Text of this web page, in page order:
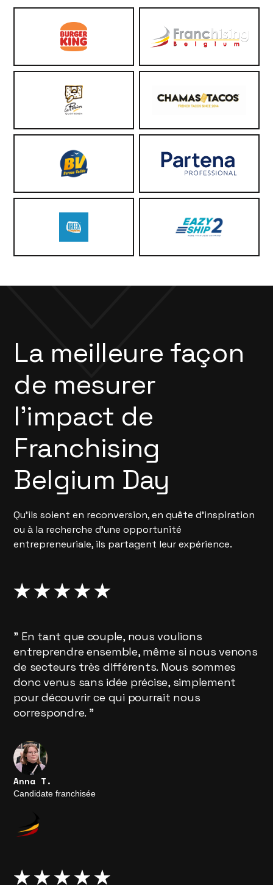
La meilleure façon
de mesurer
l’impact de
Franchising
Belgium Day
Qu'ils soient en reconversion, en quête d'inspiration
ou à la recherche d'une opportunité
entrepreneuriale, ils partagent leur expérience.
" En tant que couple, nous voulions
entreprendre ensemble, même si nous venons
de secteurs très différents. Nous sommes
donc venus sans idée précise, simplement
pour découvrir ce qui pourrait nous
correspondre. "
Anna T.
Candidate franchisée